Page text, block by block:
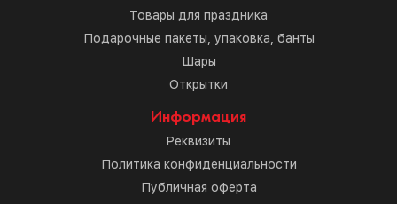
Товары для праздника
Подарочные пакеты, упаковка, банты
Шары
Открытки
Информация
Реквизиты
Политика конфиденциальности
Публичная оферта